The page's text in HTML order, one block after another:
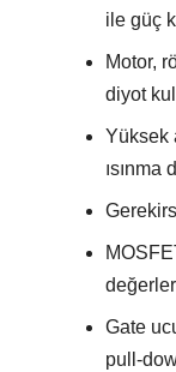
ile güç
Motor,
diyot
Yüksek
ısınma
Gate
pull-